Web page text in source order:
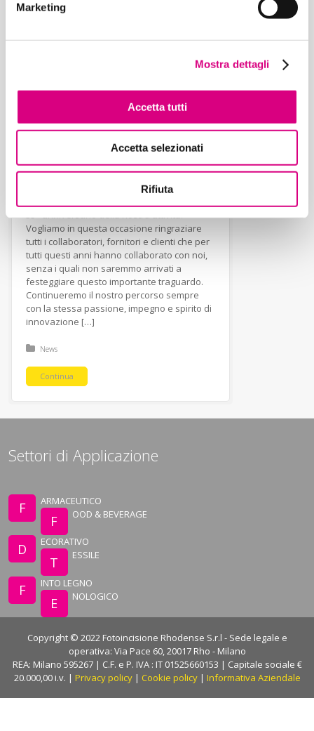
Marketing
Mostra dettagli
Accetta tutti
Accetta selezionati
Rifiuta
Ultime news inserite
55° anniversario della
nostra attività!
55° anniversario della nostra attività.
Vogliamo in questa occasione ringraziare
tutti i collaboratori, fornitori e clienti che per
tutti questi anni hanno collaborato con noi,
senza i quali non saremmo arrivati a
festeggiare questo importante traguardo.
Continueremo il nostro percorso sempre
con la stessa passione, impegno e spirito di
innovazione […]
Posted in:
News
Continua
Settori di Applicazione
F ARMACEUTICO
F OOD & BEVERAGE
D ECORATIVO
T ESSILE
F INTO LEGNO
E NOLOGICO
Copyright © 2022 Fotoincisione Rhodense S.r.l - Sede legale e
operativa: Via Pace 60, 20017 Rho - Milano
REA: Milano 595267 | C.F. e P. IVA : IT 01525660153 | Capitale sociale €
20.000,00 i.v. | Privacy policy| Cookie policy| Informativa Aziendale